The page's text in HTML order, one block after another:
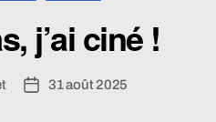
j’ai ciné !
Date31 août 2025